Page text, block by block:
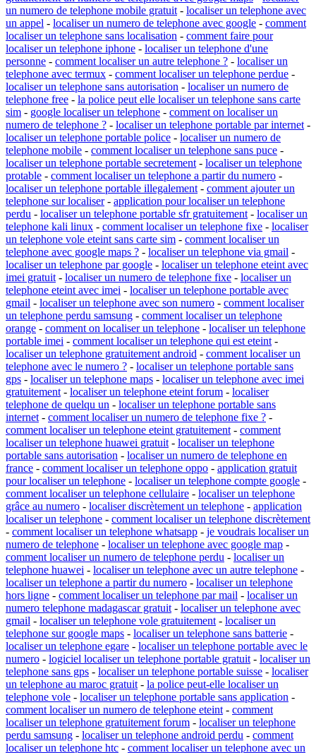
un numero de telephone mobile gratuit - localiser un telephone avec
un appel - localiser un numero de telephone avec google - comment
localiser un telephone sans localisation - comment faire pour
localiser un telephone iphone - localiser un telephone d'une
personne - comment localiser un autre telephone ? - localiser un
telephone avec termux - comment localiser un telephone perdue -
localiser un telephone sans autorisation - localiser un numero de
telephone free - la police peut elle localiser un telephone sans carte
sim - google localiser un telephone - comment on localiser un
numero de telephone ? - localiser un telephone portable par internet -
localiser un telephone portable police - localiser un numero de
telephone mobile - comment localiser un telephone sans puce -
localiser un telephone portable secretement - localiser un telephone
protable - comment localiser un telephone a partir du numero -
localiser un telephone portable illegalement - comment ajouter un
telephone sur localiser- application pour localiser un telephone
perdu - localiser un telephone portable sfr gratuitement - localiser un
telephone kali linux - comment localiser un telephone fixe - localiser
un telephone vole eteint sans carte sim - comment localiser un
telephone avec google maps ? - localiser un telephone via gmail -
localiser un telephone par google - localiser un telephone eteint avec
imei gratuit - localiser un numero de telephone fixe - localiser un
telephone eteint avec imei - localiser un telephone portable avec
gmail - localiser un telephone avec son numero - comment localiser
un telephone perdu samsung - comment localiser un telephone
orange - comment on localiser un telephone - localiser un telephone
portable imei - comment localiser un telephone qui est eteint -
localiser un telephone gratuitement android - comment localiser un
telephone avec le numero ? - localiser un telephone portable sans
gps - localiser un telephone maps - localiser un telephone avec imei
gratuitement - localiser un telephone eteint forum - localiser
telephone de quelqu un - localiser un telephone portable sans
internet - comment localiser un numero de telephone fixe ? -
comment localiser un telephone eteint gratuitement - comment
localiser un telephone huawei gratuit - localiser un telephone
portable sans autorisation - localiser un numero de telephone en
france - comment localiser un telephone oppo - application gratuit
pour localiser un telephone - localiser un telephone compte google -
comment localiser un telephone cellulaire - localiser un telephone
grâce au numero - localiser discrètement un telephone - application
localiser un telephone - comment localiser un telephone discrètement
- comment localiser un telephone whatsapp - je voudrais localiser un
numero de telephone - localiser un telephone avec google map -
comment localiser un numero de telephone perdu - localiser un
telephone huawei - localiser un telephone avec un autre telephone -
localiser un telephone a partir du numero - localiser un telephone
hors ligne - comment localiser un telephone par mail - localiser un
numero telephone madagascar gratuit - localiser un telephone avec
gmail - localiser un telephone vole gratuitement - localiser un
telephone sur google maps - localiser un telephone sans batterie -
localiser un telephone egare - localiser un telephone portable avec le
numero - logiciel localiser un telephone portable gratuit - localiser un
telephone sans gps - localiser un telephone portable suisse - localiser
un telephone au maroc gratuit - la police peut-elle localiser un
telephone vole - localiser un telephone portable sans application -
comment localiser un numero de telephone eteint - comment
localiser un telephone gratuitement forum - localiser un telephone
perdu samsung - localiser un telephone android perdu - comment
localiser un telephone htc - comment localiser un telephone avec un